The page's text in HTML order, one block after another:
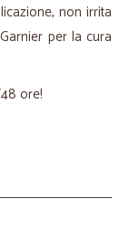
non irrita
per la cura
ore!